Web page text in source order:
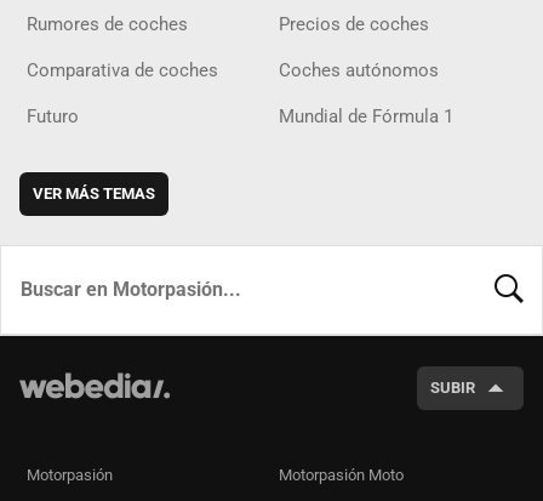
Rumores de coches Precios de coches
Comparativa de coches Coches autónomos
Futuro Mundial de Fórmula 1
VER MÁS TEMAS
SUBIR
Motorpasión Motorpasión Moto